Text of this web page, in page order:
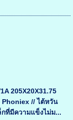
205X20X31.75
Phoniex // ไต้หวัน
กที่มีความแข็งไม่ม...